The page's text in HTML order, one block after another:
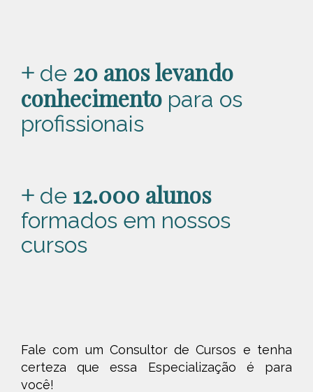
+ de 20 anos levando
conhecimento para os
profissionais
+ de 12.000 alunos
formados em nossos
cursos
Fale com um Consultor de Cursos e tenha
certeza que essa Especialização é para
você!